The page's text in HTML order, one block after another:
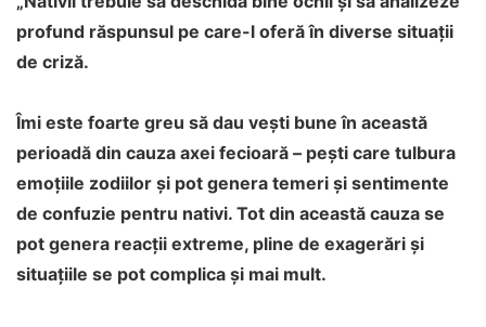
profund răspunsul pe care-l oferă în diverse situații
de criză.
Îmi este foarte greu să dau vești bune în această
perioadă din cauza axei fecioară – pești care tulbura
emoțiile zodiilor și pot genera temeri și sentimente
de confuzie pentru nativi. Tot din această cauza se
pot genera reacții extreme, pline de exagerări și
situațiile se pot complica și mai mult.